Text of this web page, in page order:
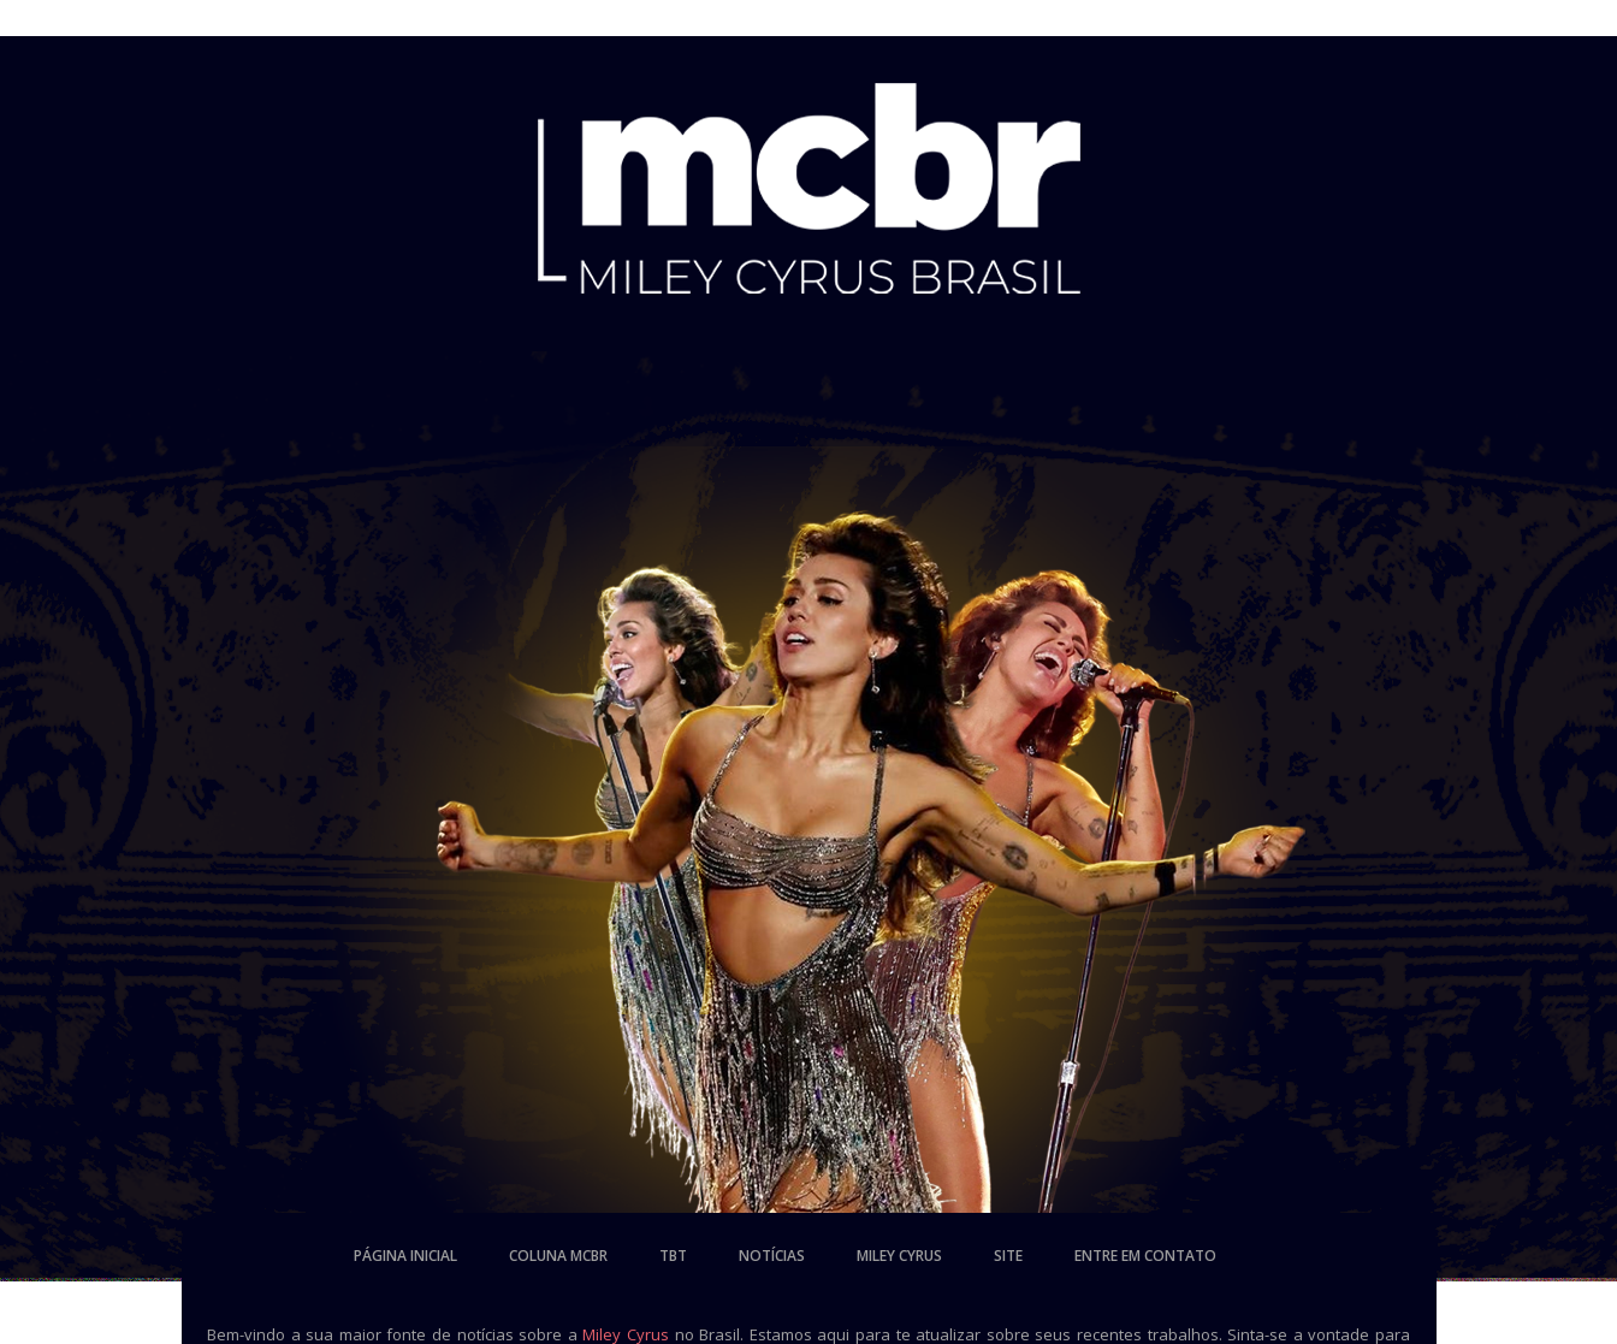
PÁGINA INICIAL COLUNA MCBR TBT NOTÍCIAS MILEY CYRUS SITE ENTRE EM CONTATO
Bem-vindo a sua maior fonte de notícias sobre aMiley Cyrus no Brasil. Estamos aqui para te atualizar sobre seus recentes trabalhos. Sinta-se a vontade para